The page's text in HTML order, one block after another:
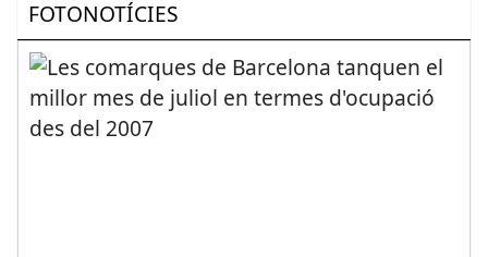
FOTONOTÍCIES